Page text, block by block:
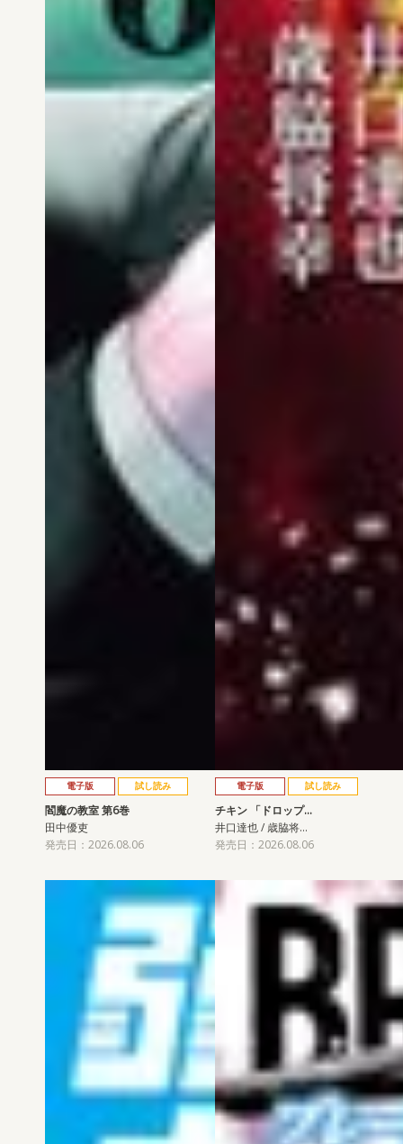
電子版 試し読み
閻魔の教室 第6巻
田中優吏
発売日：2026.08.06
電子版 試し読み
チキン 「ドロップ…
井口達也 / 歳脇将…
発売日：2026.08.06